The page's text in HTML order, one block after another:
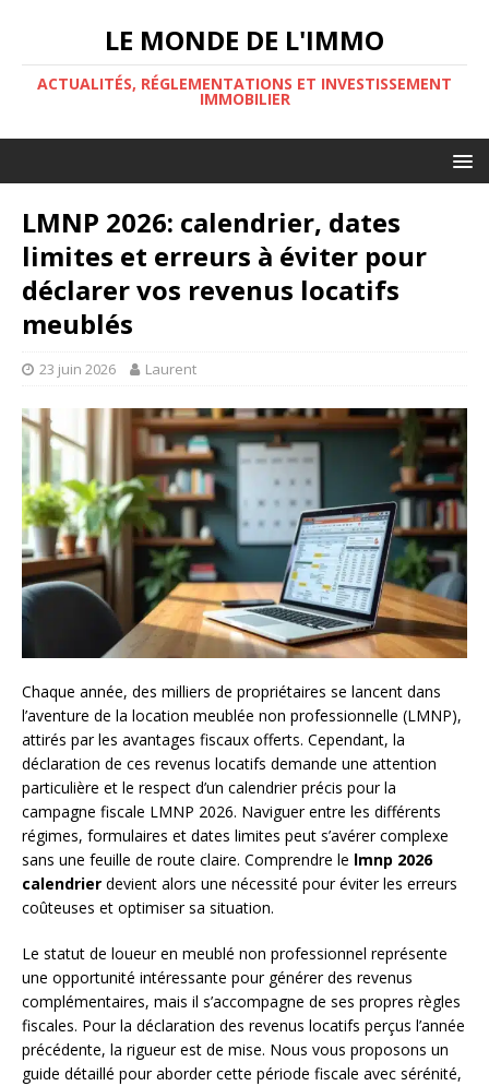
LE MONDE DE L'IMMO
ACTUALITÉS, RÉGLEMENTATIONS ET INVESTISSEMENT
IMMOBILIER
LMNP 2026: calendrier, dates
limites et erreurs à éviter pour
déclarer vos revenus locatifs
meublés
23 juin 2026 Laurent
Chaque année, des milliers de propriétaires se lancent dans
l’aventure de la location meublée non professionnelle (LMNP),
attirés par les avantages fiscaux offerts. Cependant, la
déclaration de ces revenus locatifs demande une attention
particulière et le respect d’un calendrier précis pour la
campagne fiscale LMNP 2026. Naviguer entre les différents
régimes, formulaires et dates limites peut s’avérer complexe
sans une feuille de route claire. Comprendre le lmnp 2026
calendrier devient alors une nécessité pour éviter les erreurs
coûteuses et optimiser sa situation.
Le statut de loueur en meublé non professionnel représente
une opportunité intéressante pour générer des revenus
complémentaires, mais il s’accompagne de ses propres règles
fiscales. Pour la déclaration des revenus locatifs perçus l’année
précédente, la rigueur est de mise. Nous vous proposons un
guide détaillé pour aborder cette période fiscale avec sérénité,